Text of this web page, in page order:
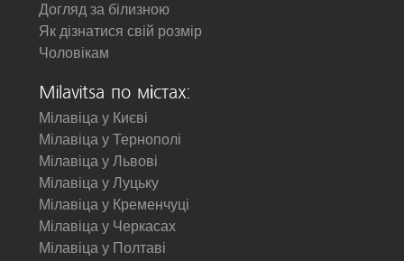
Догляд за білизною
Як дізнатися свій розмір
Чоловікам
Milavitsa по містах:
Мілавіца у Києві
Мілавіца у Тернополі
Мілавіца у Львові
Мілавіца у Луцьку
Мілавіца у Кременчуці
Мілавіца у Черкасах
Мілавіца у Полтаві